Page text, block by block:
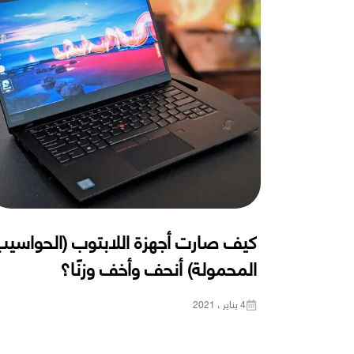
كيف صارت أجهزة اللابتوب
المحمولة) أنحف وأخف وزنًا؟
4 يناير ، 2021